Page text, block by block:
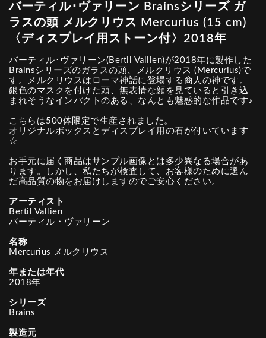
バーティル･ヴァリーン Brainsシリーズ ガ
ラスの頭 メルクリウス Mercurius (15 cm)
〈ディスプレイ用ストーン付〉2018年
バーティル･ヴァリーン(Bertil Vallien)が2018年に製作した
Brainsシリーズのガラスの頭、メルクリウス (Mercurius)で
す。メルクリウスはローマ神話に登場する商人の神です。
銀色のマスクを付けた頭、無表情な顔を見ていると引き込
まれそうなインパクトのある、なんとも魅惑的な作品です♪
こちらは500体限定で生産されました。
オリジナルボックスとディスプレイ用の石が付いています
☆
お手元に届く商品はサンプル画像とは多少異なる場合があ
ります。しかし、私たちが検査して、お客様のために選ん
だ高品質の物をお届けしますのでご安心ください。
アーティスト
Bertil Vallien
バーティル・ヴァリーン
名称
Mercurius メルクリウス
年または年代
2018年
シリーズ
Brains
製造元